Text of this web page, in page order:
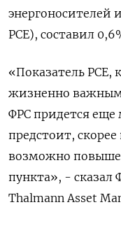
энергоносителей
PCE), составил
«Показатель
жизненно
ФРС придется еще
предстоит,
возможно
пункта», - сказал
Thalmann Asset